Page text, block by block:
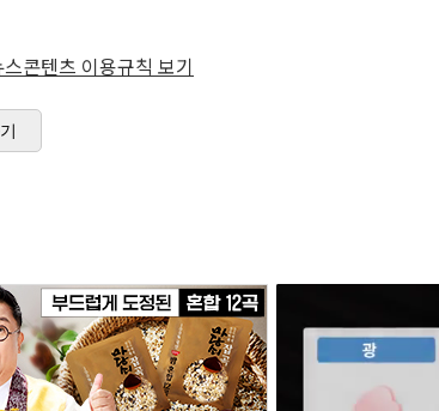
콘텐츠 이용규칙 보기